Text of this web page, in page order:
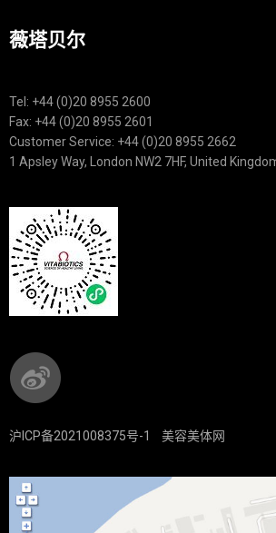
薇塔贝尔
Tel: +44 (0)20 8955 2600
Fax: +44 (0)20 8955 2601
Customer Service: +44 (0)20 8955 2662
1 Apsley Way, London NW2 7HF, United
沪ICP备2021008375号-1 美容美体网